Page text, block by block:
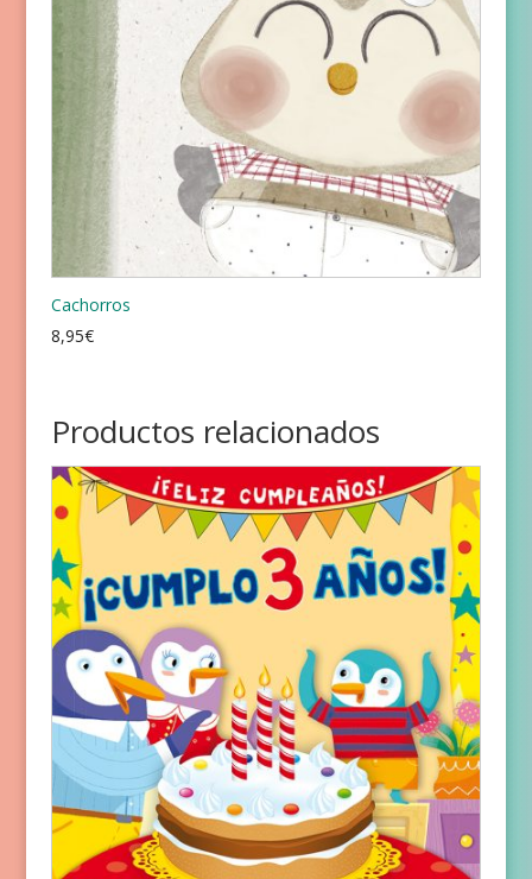
Cachorros
8,95€
Productos relacionados